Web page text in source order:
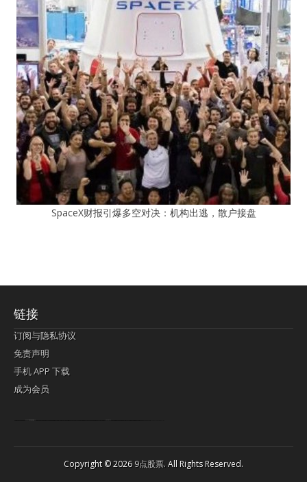
SpaceX财报引爆多空对决：机构出逃，散户接盘
链接
订阅与隐私协议
免责声明
手机 APP 下载
成为会员
Copyright © 20269点股票. All Rights Reserved.